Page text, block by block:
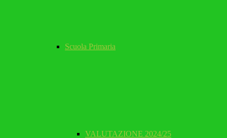
Scuola Primaria
VALUTAZIONE 2024/25